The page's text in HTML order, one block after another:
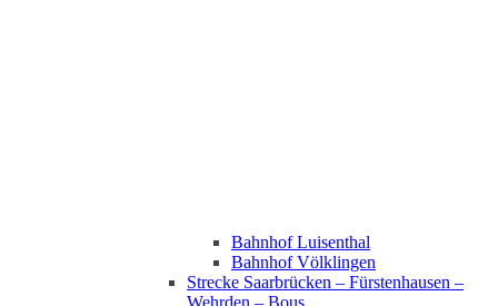
Bahnhof Luisenthal
Bahnhof Völklingen
Strecke Saarbrücken – Fürstenhausen –